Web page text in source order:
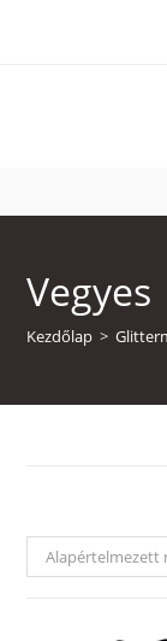
Vegyes
Kezdőlap >
Alapértelmezett